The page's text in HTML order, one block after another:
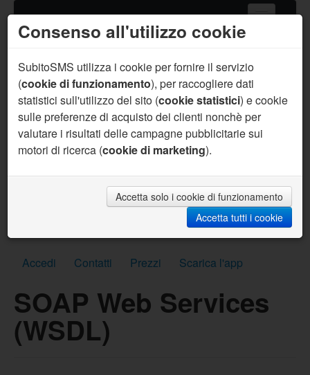
Home
Servizi SMS
Gateway SMS
Acquista SMS
Aiuto
Sei un programmatore ?
personalizzate, SMS per sviluppo gratuiti e molto
Accedi Contatti Prezzi Scarica l'app
Consenso all'utilizzo cookie
SubitoSMS utilizza i cookie per fornire il servizio
(cookie di funzionamento), per raccogliere dati
statistici sull'utilizzo del sito (cookie statistici) e cookie
sulle preferenze di acquisto dei clienti nonchè per
valutare i risultati delle campagne pubblicitarie sui
motori di ricerca (cookie di marketing).
Accetta solo i cookie di funzionamento
Accetta tutti i cookie
SOAP Web Services
(WSDL)